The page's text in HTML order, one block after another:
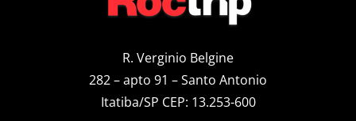
R. Verginio Belgine
282 – apto 91 – Santo Antonio
Itatiba/SP CEP: 13.253-600